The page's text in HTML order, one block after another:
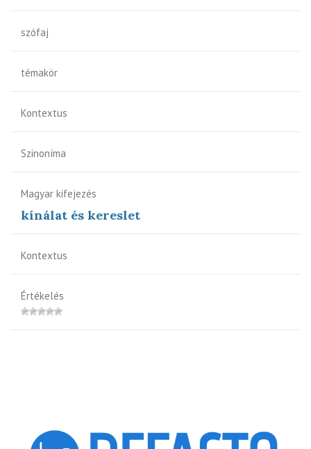
szófaj
témakör
Kontextus
Szinoníma
Magyar kifejezés
kínálat és kereslet
Kontextus
Értékelés